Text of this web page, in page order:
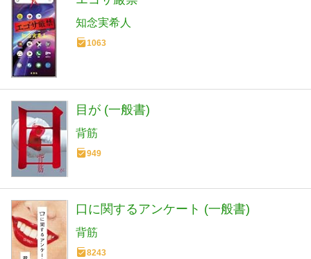
知念実希人
1063
目が (一般書)
背筋
949
口に関するアンケート (一般書)
背筋
8243